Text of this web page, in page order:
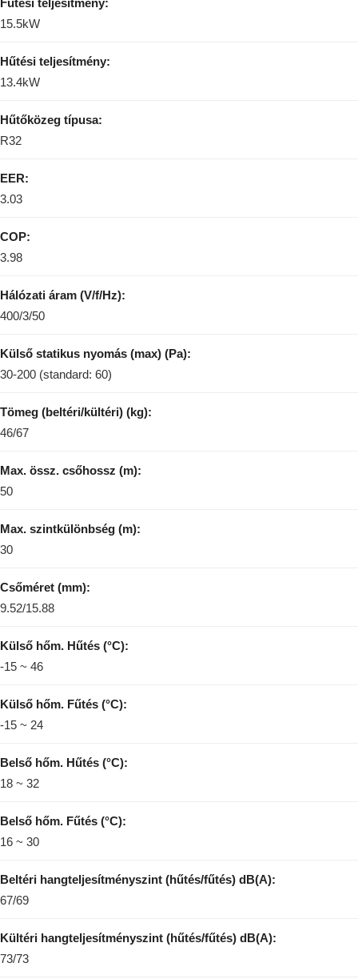
Fűtési teljesítmény:
15.5kW
Hűtési teljesítmény:
13.4kW
Hűtőközeg típusa:
R32
EER:
3.03
COP:
3.98
Hálózati áram (V/f/Hz):
400/3/50
Külső statikus nyomás (max) (Pa):
30-200 (standard: 60)
Tömeg (beltéri/kültéri) (kg):
46/67
Max. össz. csőhossz (m):
50
Max. szintkülönbség (m):
30
Csőméret (mm):
9.52/15.88
Külső hőm. Hűtés (°C):
-15 ~ 46
Külső hőm. Fűtés (°C):
-15 ~ 24
Belső hőm. Hűtés (°C):
18 ~ 32
Belső hőm. Fűtés (°C):
16 ~ 30
Beltéri hangteljesítményszint (hűtés/fűtés) dB(A):
67/69
Kültéri hangteljesítményszint (hűtés/fűtés) dB(A):
73/73